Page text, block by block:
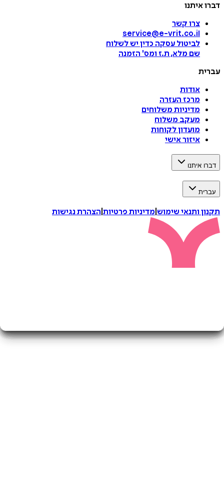
איתנו
צרו קשר
service@e-vrit.co.il
לביטול עסקהכדין יש לשלוח
שם מלא, ת.ז ומס'הזמנה
אודות
מרכז העזרה
מדיניות משלוחים
מעקב משלוח
מועדון לקוחות
איזור אישי
איתנו
ותנאי שימוש|מדיניות פרטיות|הצהרת נגישות